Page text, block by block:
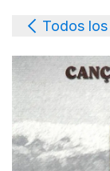
Todos